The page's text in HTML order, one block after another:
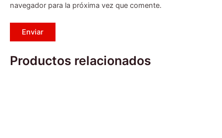
navegador para la próxima vez que comente.
Productos relacionados